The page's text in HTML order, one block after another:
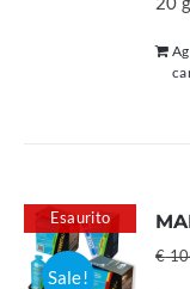
Esaurito
Sale!
€